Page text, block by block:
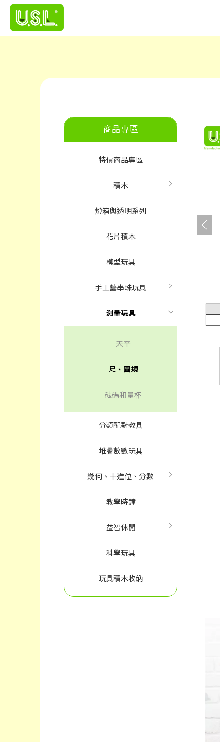
商品專區
特價商品專區
積木
燈箱與透明系列
花片積木
模型玩具
手工藝串珠玩具
測量玩具
天平
尺、圓規
砝碼和量杯
分類配對教具
堆疊數數玩具
幾何、十進位、分數
教學時鐘
益智休閒
科學玩具
玩具積木收納